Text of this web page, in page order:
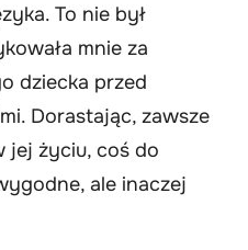
To nie był
mnie za
dziecka przed
Dorastając, zawsze
jej życiu, coś do
ale inaczej